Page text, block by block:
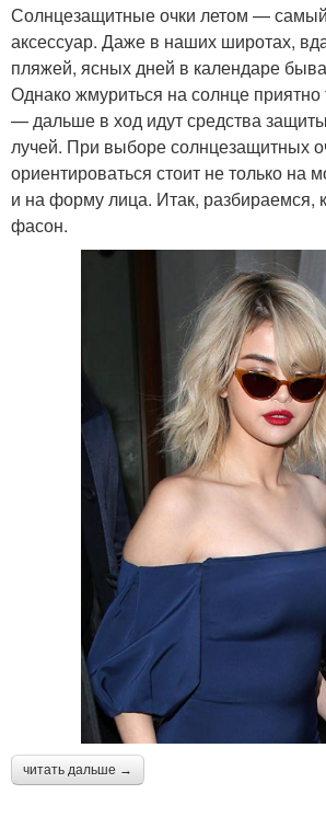
Солнцезащитные очки летом —
аксессуар. Даже в наших широтах,
пляжей, ясных дней в календаре
Однако жмуриться на солнце приятно
— дальше в ход идут средства
лучей. При выборе солнцезащитных
ориентироваться стоит не только на
и на форму лица. Итак, разбираемся,
фасон.
читать дальше →